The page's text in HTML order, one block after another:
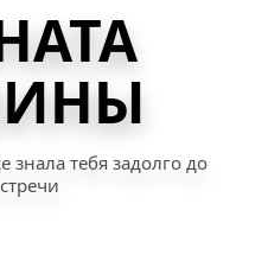
знала тебя задолго до